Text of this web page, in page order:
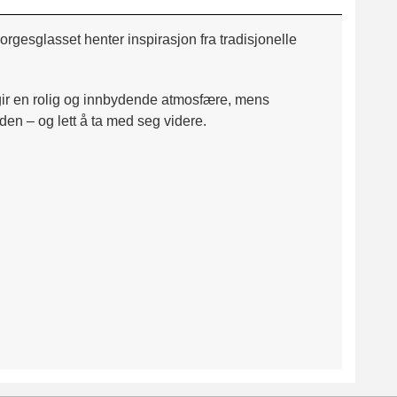
henter inspirasjon fra tradisjonelle
en rolig og innbydende atmosfære, mens
– og lett å ta med seg videre.